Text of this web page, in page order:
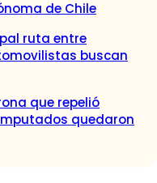
de Chile
ruta entre
buscan
que repelió
quedaron